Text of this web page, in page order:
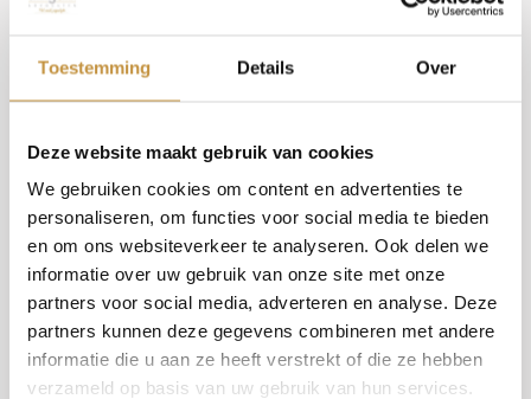
Toestemming Details Over
Deze website maakt gebruik van cookies
We gebruiken cookies om content en advertenties te
personaliseren, om functies voor social media te bieden
en om ons websiteverkeer te analyseren. Ook delen we
informatie over uw gebruik van onze site met onze
partners voor social media, adverteren en analyse. Deze
partners kunnen deze gegevens combineren met andere
informatie die u aan ze heeft verstrekt of die ze hebben
verzameld op basis van uw gebruik van hun services.
Skip
Rechtsgebieden
Werkwijze
Blogs
rechter. Tenslotte, als advocaat zijn we er voor de volle
Goed om te weten is dat het personen- en familierecht een,
zogeheten, zeer besloten rechtsgebied is. Dit betekent dat
de uitspraken van een rechter over dit soort zaken nooit
openbaar worden gemaakt, omdat de inhoud te gevoelig is.
Advocaat gespecialiseerd in
familierecht nodig?